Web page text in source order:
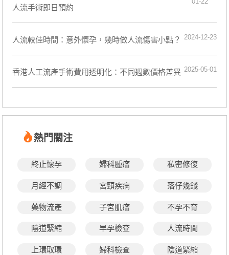
人流手術即日預約
人流較佳時間：意外懷孕，幾時做人流傷害小點？ 2024-12-23
香港人工流產手術費用透明化：不同週數價格差異 2025-05-01
熱門關注
終止懷孕 婦科腫瘤 私密修復
月經不調 宮頸疾病 落仔幾錢
藥物流產 子宮肌瘤 不孕不育
陰道緊縮 早孕檢查 人流時間
上環取環 婦科檢查 陰道緊縮